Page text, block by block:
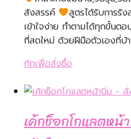
สังสรรค์
สูตรได้รับการรั
เข้าใจง่าย ทำตามได้ทุกขั้นตอ
ที่สดใหม่ ด้วยฝีมือตัวเองที่บ้
ทักเพื่อสั่งซื้อ
เค้กช็อกโกแลตหน้